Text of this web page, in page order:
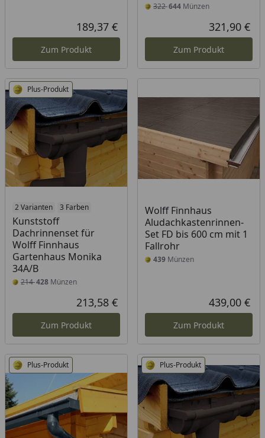
Aktueller Preis
189,37 €
Zum Produkt
322644Münzen
321,90 €
Zum Produkt
Plus-Produkt
2 Varianten 3 Farben
Kunststoff
Dachrinnenset für
Wolff Finnhaus
Gartenhaus Monika
34A/B
214428 Münzen
Aktueller Preis
213,58 €
Zum Produkt
Wolff Finnhaus
Aludachkastenrinnen-
Set FD bis 600 cm mit 1
Fallrohr
439Münzen
439,00 €
Zum Produkt
Plus-Produkt Plus-Produkt